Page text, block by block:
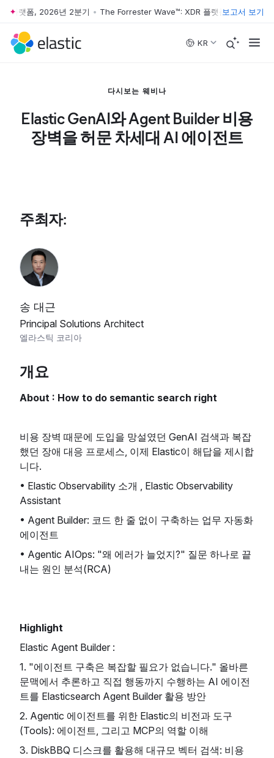
Skip to main content
플랫폼, 2026년 2분기 • The Forrester Wave™: XDR 플랫폼, 2026년 2분
보고서 보기
KR
다시보는 웨비나
Elastic GenAI와 Agent Builder 비용
장벽을 허문 차세대 AI 에이전트
주최자:
송 대근
Principal Solutions Architect
엘라스틱 코리아
개요
About : How to do semantic search right
비용 장벽 때문에 도입을 망설였던 GenAI 검색과 복잡
했던 장애 대응 프로세스, 이제 Elastic이 해답을 제시합
니다.
• Elastic Observability 소개 , Elastic Observability
Assistant
• Agent Builder: 코드 한 줄 없이 구축하는 업무 자동화
에이전트
• Agentic AIOps: "왜 에러가 늘었지?" 질문 하나로 끝
내는 원인 분석(RCA)
Highlight
Elastic Agent Builder :
1. "에이전트 구축은 복잡할 필요가 없습니다." 올바른
문맥에서 추론하고 직접 행동까지 수행하는 AI 에이전
트를 Elasticsearch Agent Builder 활용 방안
2. Agentic 에이전트를 위한 Elastic의 비전과 도구
(Tools): 에이전트, 그리고 MCP의 역할 이해
3. DiskBBQ 디스크를 활용해 대규모 벡터 검색: 비용